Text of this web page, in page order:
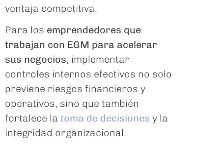
ventaja competitiva.
Para los emprendedores que
trabajan con EGM para acelerar
sus negocios, implementar
controles internos efectivos no solo
previene riesgos financieros y
operativos, sino que también
fortalece la toma de decisiones y la
integridad organizacional.